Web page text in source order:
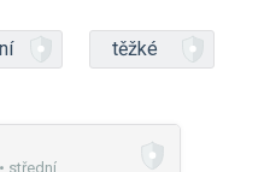
těžké
střední